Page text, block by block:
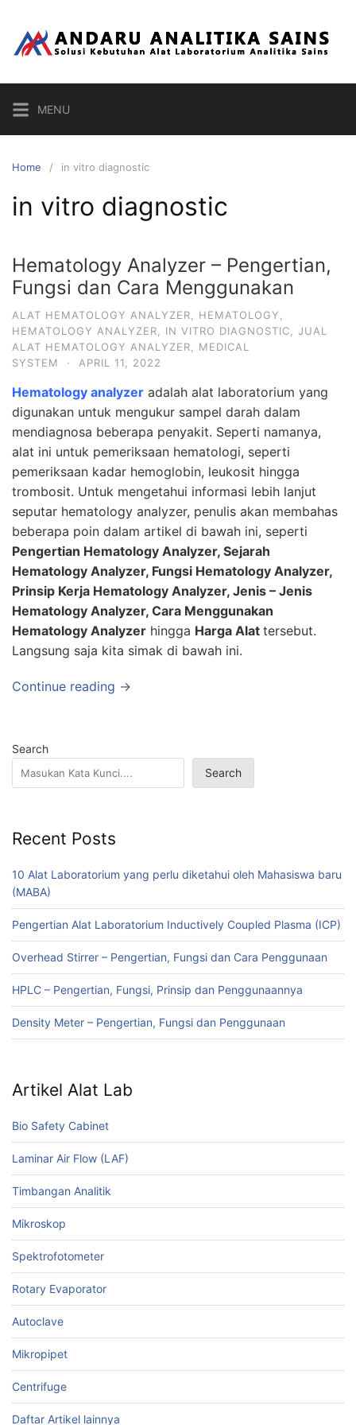
content
MENU
Home in vitro diagnostic
in vitro diagnostic
Hematology Analyzer – Pengertian,
Fungsi dan Cara Menggunakan
ALAT HEMATOLOGY ANALYZER HEMATOLOGY
HEMATOLOGY ANALYZER
IN VITRO DIAGNOSTIC
JUAL
ALAT HEMATOLOGY ANALYZER
MEDICAL
SYSTEM
· APRIL 11, 2022
Hematology analyzer adalah alat laboratorium yang
digunakan untuk mengukur sampel darah dalam
mendiagnosa beberapa penyakit. Seperti namanya,
alat ini untuk pemeriksaan hematologi, seperti
pemeriksaan kadar hemoglobin, leukosit hingga
trombosit. Untuk mengetahui informasi lebih lanjut
seputar hematology analyzer, penulis akan membahas
beberapa poin dalam artikel di bawah ini, seperti
Pengertian Hematology Analyzer, Sejarah
Hematology Analyzer, Fungsi Hematology Analyzer,
Prinsip Kerja Hematology Analyzer, Jenis – Jenis
Hematology Analyzer, Cara Menggunakan
Hematology Analyzer hingga Harga Alat tersebut.
Langsung saja kita simak di bawah ini.
Continue reading →
Search
Search
Recent Posts
10 Alat Laboratorium yang perlu diketahui oleh Mahasiswa baru
(MABA)
Pengertian Alat Laboratorium Inductively Coupled Plasma (ICP)
Overhead Stirrer – Pengertian, Fungsi dan Cara Penggunaan
HPLC – Pengertian, Fungsi, Prinsip dan Penggunaannya
Density Meter – Pengertian, Fungsi dan Penggunaan
Artikel Alat Lab
Bio Safety Cabinet
Laminar Air Flow (LAF)
Timbangan Analitik
Mikroskop
Spektrofotometer
Rotary Evaporator
Autoclave
Mikropipet
Centrifuge
Daftar Artikel lainnya